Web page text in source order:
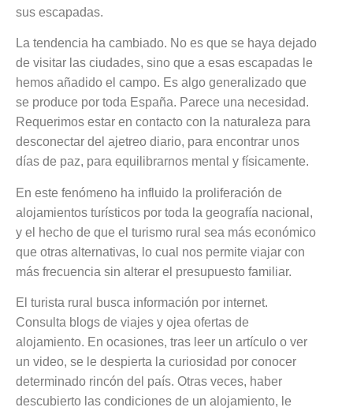
sus escapadas.
La tendencia ha cambiado. No es que se haya dejado
de visitar las ciudades, sino que a esas escapadas le
hemos añadido el campo. Es algo generalizado que
se produce por toda España. Parece una necesidad.
Requerimos estar en contacto con la naturaleza para
desconectar del ajetreo diario, para encontrar unos
días de paz, para equilibrarnos mental y físicamente.
En este fenómeno ha influido la proliferación de
alojamientos turísticos por toda la geografía nacional,
y el hecho de que el turismo rural sea más económico
que otras alternativas, lo cual nos permite viajar con
más frecuencia sin alterar el presupuesto familiar.
El turista rural busca información por internet.
Consulta blogs de viajes y ojea ofertas de
alojamiento. En ocasiones, tras leer un artículo o ver
un video, se le despierta la curiosidad por conocer
determinado rincón del país. Otras veces, haber
descubierto las condiciones de un alojamiento, le